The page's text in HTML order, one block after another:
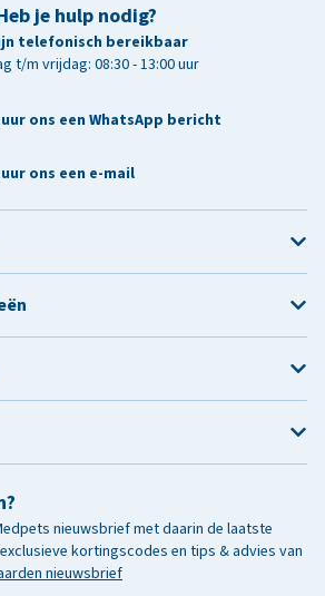
je hulp nodig?
telefonisch bereikbaar
t/m vrijdag: 08:30 - 13:00 uur
ons een WhatsApp bericht
ons een e-mail
nieuwsbrief met daarin de laatste
kortingscodes en tips & advies van
nieuwsbrief